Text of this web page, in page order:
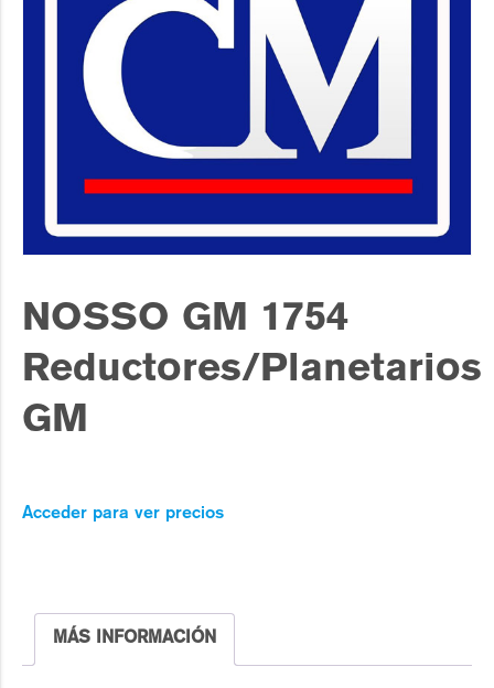
NOSSO GM 1754
Reductores/Planetarios
GM
Acceder para ver precios
MÁS INFORMACIÓN